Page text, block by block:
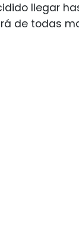
llegar
de todas